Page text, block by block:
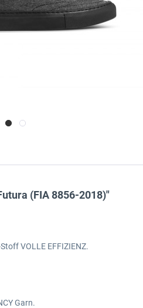
(FIA 8856-2018)"
VOLLE EFFIZIENZ.
Garn.